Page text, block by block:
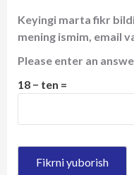
Keyingi marta fikr
mening ismim, email
Please enter an
18 − ten =